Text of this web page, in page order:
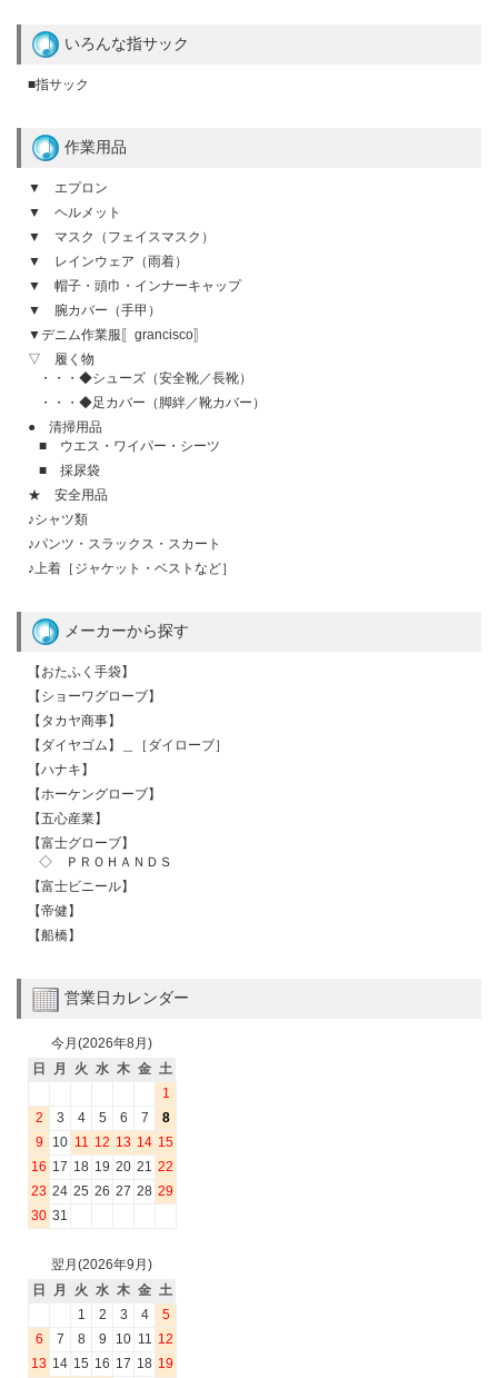
いろんな指サック
■指サック
作業用品
▼ エプロン
▼ ヘルメット
▼ マスク（フェイスマスク）
▼ レインウェア（雨着）
▼ 帽子・頭巾・インナーキャップ
▼ 腕カバー（手甲）
▼デニム作業服〚grancisco〛
▽ 履く物
・・・◆シューズ（安全靴／長靴）
・・・◆足カバー（脚絆／靴カバー）
● 清掃用品
■ ウエス・ワイパー・シーツ
■ 採尿袋
★ 安全用品
♪シャツ類
♪パンツ・スラックス・スカート
♪上着［ジャケット・ベストなど］
メーカーから探す
【おたふく手袋】
【ショーワグローブ】
【タカヤ商事】
【ダイヤゴム】＿［ダイローブ］
【ハナキ】
【ホーケングローブ】
【五心産業】
【富士グローブ】
◇ ＰＲＯＨＡＮＤＳ
【富士ビニール】
【帝健】
【船橋】
営業日カレンダー
今月(2026年8月)
日
月 火 水 木 金 土
1
2
3 4 5 6 7
8
9
10 11 12 13 14 15
16 17 18 19 20 21 22
23 24 25 26 27 28 29
30 31
翌月(2026年9月)
日
月 火 水 木 金 土
1
2 3 4
5
6
7 8 9 10 11 12
13 14 15 16 17 18 19